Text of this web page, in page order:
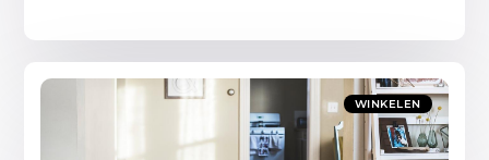
WINKELEN